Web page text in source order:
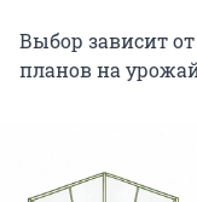
Выбор зависит
планов на